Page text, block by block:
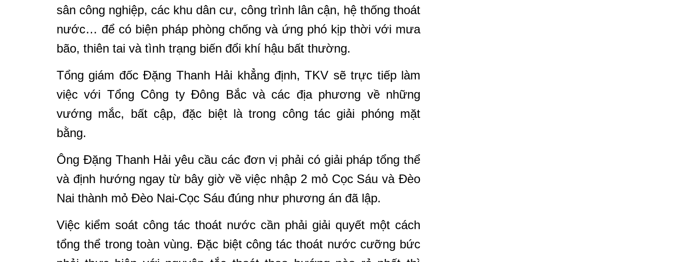
sân công nghiệp, các khu dân cư, công trình lân cận, hệ thống thoát
nước… để có biện pháp phòng chống và ứng phó kịp thời với mưa
bão, thiên tai và tình trạng biến đổi khí hậu bất thường.
Tổng giám đốc Đặng Thanh Hải khẳng định, TKV sẽ trực tiếp làm
việc với Tổng Công ty Đông Bắc và các địa phương về những
vướng mắc, bất cập, đặc biệt là trong công tác giải phóng mặt
bằng.
Ông Đặng Thanh Hải yêu cầu các đơn vị phải có giải pháp tổng thể
và định hướng ngay từ bây giờ về việc nhập 2 mỏ Cọc Sáu và Đèo
Nai thành mỏ Đèo Nai-Cọc Sáu đúng như phương án đã lập.
Việc kiểm soát công tác thoát nước cần phải giải quyết một cách
tổng thể trong toàn vùng. Đặc biệt công tác thoát nước cưỡng bức